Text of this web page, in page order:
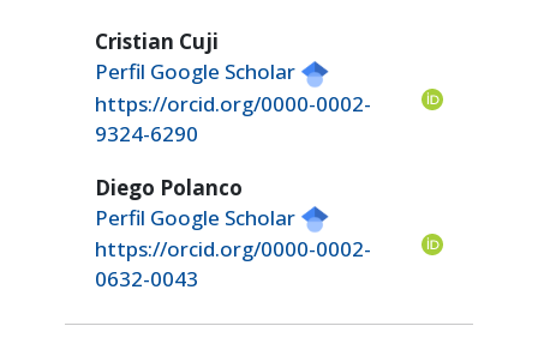
Cristian Cuji
Perfil Google Scholar
https://orcid.org/0000-0002-
9324-6290
Diego Polanco
Perfil Google Scholar
https://orcid.org/0000-0002-
0632-0043